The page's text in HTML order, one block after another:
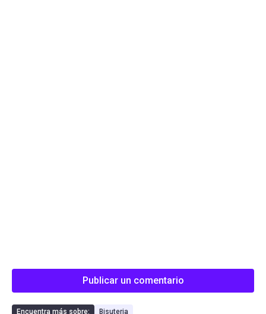
Publicar un comentario
Encuentra más sobre: Bisuteria